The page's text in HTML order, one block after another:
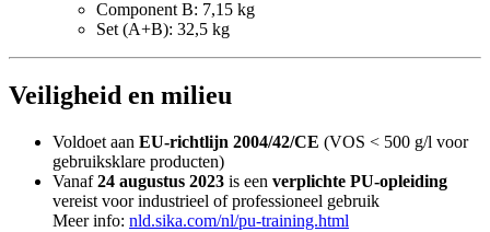
Component B: 7,15 kg
Set (A+B): 32,5 kg
Veiligheid en milieu
Voldoet aan EU-richtlijn 2004/42/CE (VOS < 500 g/l voor
gebruiksklare producten)
Vanaf24 augustus 2023 is een verplichte PU-opleiding
vereist voor industrieel of professioneel gebruik
Meer info: nld.sika.com/nl/pu-training.html